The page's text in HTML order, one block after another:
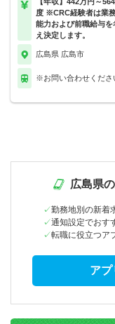
【年収】442万円～
度 ※CRC経験者は業
能力および前職給与を
え決定します。
広島県 広島市
※お問い合わせくださ
広島県
勤務地別の新着
通知設定でおす
転職に役立つア
アプ